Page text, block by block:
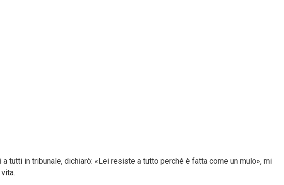
tutti in tribunale, dichiarò: «Lei resiste a tutto perché è fatta come un mulo», mi